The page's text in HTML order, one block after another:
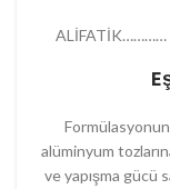
ALİFATİK…………
alüminyum
ve yapışma gücü